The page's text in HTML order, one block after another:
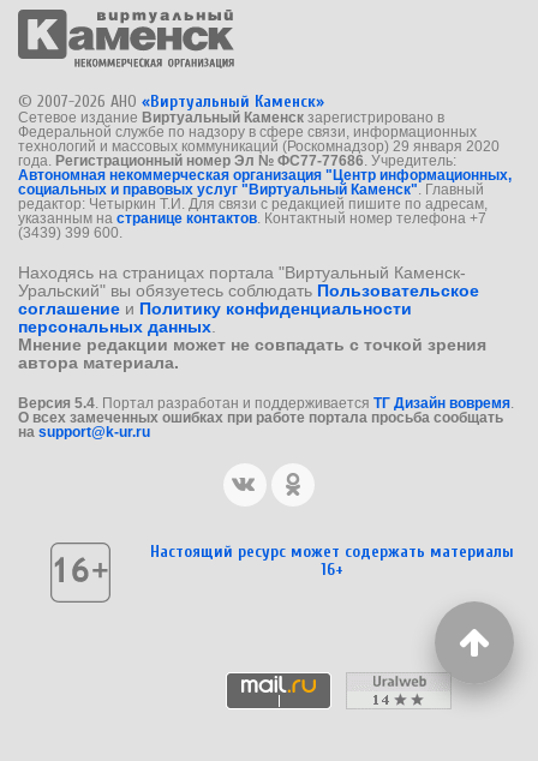
© 2007-2026 АНО «Виртуальный Каменск»
Сетевое издание Виртуальный Каменск зарегистрировано в
Федеральной службе по надзору в сфере связи, информационных
технологий и массовых коммуникаций (Роскомнадзор) 29 января 2020
года. Регистрационный номер Эл № ФС77-77686 . Учредитель:
Автономная некоммерческая организация "Центр информационных,
социальных и правовых услуг "Виртуальный Каменск" . Главный
редактор: Четыркин Т.И. Для связи с редакцией пишите по адресам,
указанным на странице контактов . Контактный номер телефона +7
(3439) 399 600.
Находясь на страницах портала "Виртуальный Каменск-
Уральский" вы обязуетесь соблюдать Пользовательское
соглашение и Политику конфиденциальности
персональных данных
Мнение редакции может не совпадать с точкой зрения
автора материала.
Версия 5.4 . Портал разработан и поддерживается ТГ Дизайн вовремя
О всех замеченных ошибках при работе портала просьба сообщать
на support@k-ur.ru
Настоящий ресурс может содержать материалы
16+